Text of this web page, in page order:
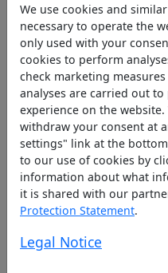
höchst qualitative
bezahlbaren
Exakt auf Ihre
Mit eigener
Montageteams
Service begleiten
bis zur fertigen
Handwerklich
We use cookies and
necessary to operate the
only used with your
cookies to perform
check marketing
analyses are carried out
experience on the
withdraw your consent at
settings" link at the
to our use of cookies by
information about what
it is shared with our
Protection Statement.
Legal Notice